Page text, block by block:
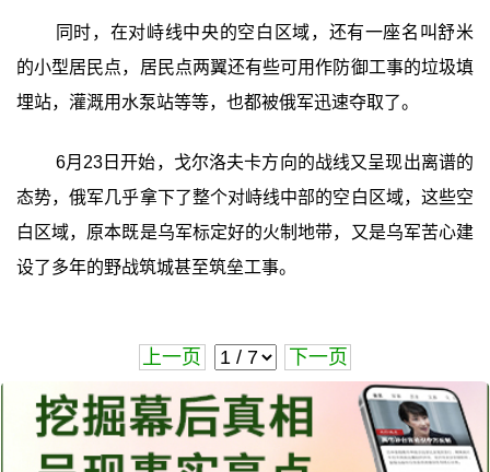
同时，在对峙线中央的空白区域，还有一座名叫舒米
的小型居民点，居民点两翼还有些可用作防御工事的垃圾填
埋站，灌溉用水泵站等等，也都被俄军迅速夺取了。
6月23日开始，戈尔洛夫卡方向的战线又呈现出离谱的
态势，俄军几乎拿下了整个对峙线中部的空白区域，这些空
白区域，原本既是乌军标定好的火制地带，又是乌军苦心建
设了多年的野战筑城甚至筑垒工事。
上一页 下一页